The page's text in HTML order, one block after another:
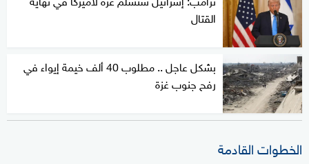
القتال
بشكل عاجل .. مطلوب 40 ألف خيمة إيواء في
رفح جنوب غزة
الخطوات القادمة